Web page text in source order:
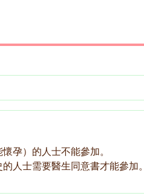
孕）的人士不能參加。
人士需要醫生同意書才能參加。